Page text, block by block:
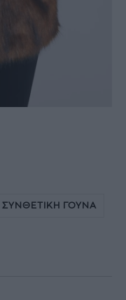
ΣΥΝΘΕΤΙΚΗ ΓΟΥΝΑ